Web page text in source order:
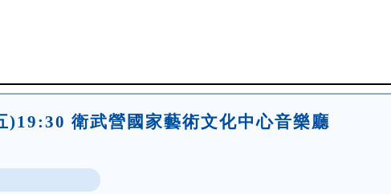
)19:30 衛武營國家藝術文化中心音樂廳